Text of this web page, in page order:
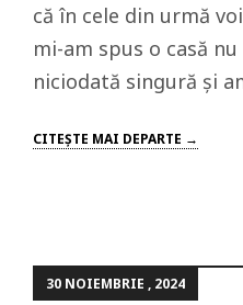
că în cele din urmă
mi-am spus o casă
niciodată singură și
CITEŞTE MAI DEPARTE →
30 NOIEMBRIE , 2024